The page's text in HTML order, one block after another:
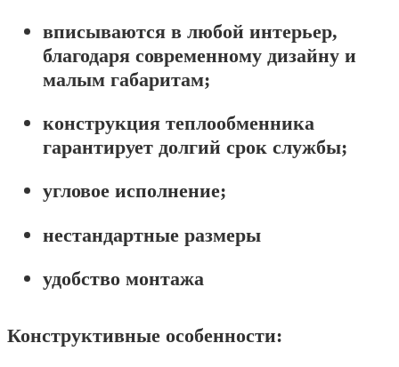
вписываются в любой интерьер,
благодаря современному дизайну и
малым габаритам;
конструкция теплообменника
гарантирует долгий срок службы;
угловое исполнение;
нестандартные размеры
удобство монтажа
Конструктивные особенности: